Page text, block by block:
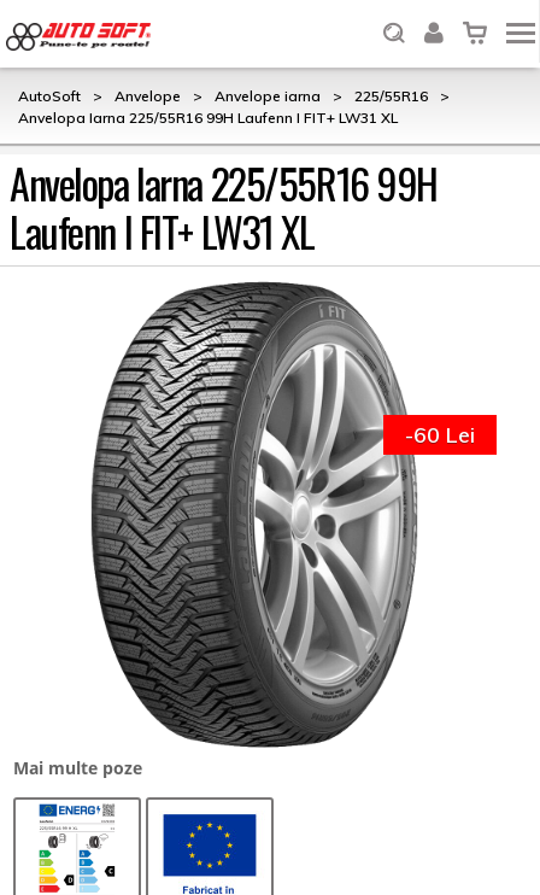
AutoSoft > Anvelope > Anvelope iarna > 225/55R16
>
Anvelopa Iarna 225/55R16 99H Laufenn I FIT+ LW31 XL
Anvelopa Iarna 225/55R16 99H
Laufenn I FIT+ LW31 XL
Mai multe poze
-60 Lei